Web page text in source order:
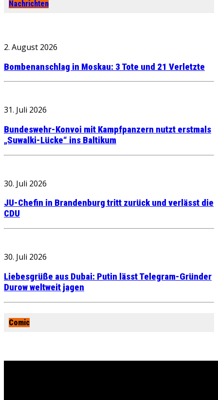
Nachrichten
2. August 2026
Bombenanschlag in Moskau: 3 Tote und 21 Verletzte
31. Juli 2026
Bundeswehr-Konvoi mit Kampfpanzern nutzt erstmals
„Suwalki-Lücke“ ins Baltikum
30. Juli 2026
JU-Chefin in Brandenburg tritt zurück und verlässt die
CDU
30. Juli 2026
Liebesgrüße aus Dubai: Putin lässt Telegram-Gründer
Durow weltweit jagen
Comic